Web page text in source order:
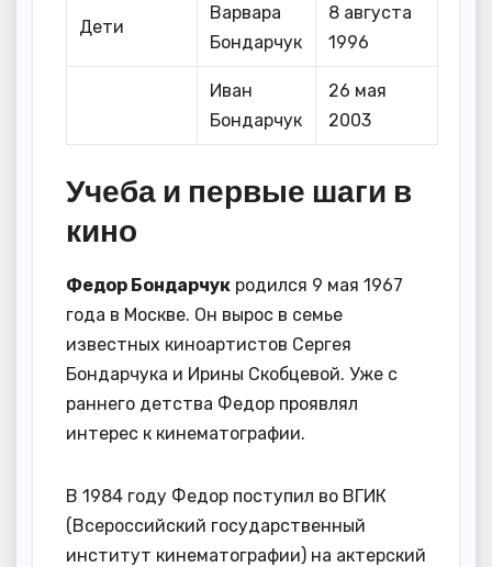
Дети
Варвара
Бондарчук
8 августа
1996
Иван
Бондарчук
26 мая
2003
Учеба и первые шаги в
кино
Федор Бондарчук родился 9 мая 1967
года в Москве. Он вырос в семье
известных киноартистов Сергея
Бондарчука и Ирины Скобцевой. Уже с
раннего детства Федор проявлял
интерес к кинематографии.
В 1984 году Федор поступил во ВГИК
(Всероссийский государственный
институт кинематографии) на актерский